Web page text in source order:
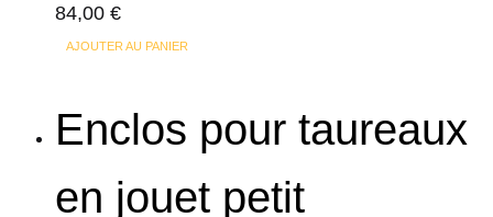
84,00 €
AJOUTER AU PANIER
Enclos pour taureaux
en jouet petit